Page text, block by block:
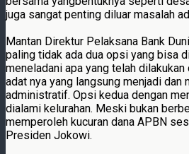
juga sangat penting diluar masalah
Mantan Direktur Pelaksana Bank
paling tidak ada dua opsi yang bisa
meneladani apa yang telah
adat nya yang langsung menjadi dan
administratif. Opsi kedua dengan
dialami kelurahan. Meski bukan
memperoleh kucuran dana APBN
Presiden Jokowi.